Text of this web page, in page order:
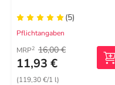
(5)
Pflichtangaben
MRP2 16,00 €
11,93 €
(119,30 €/1 l)